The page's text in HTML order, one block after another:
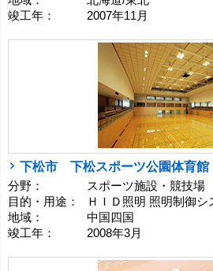
竣工年：
2007年11月
下松市 下松スポーツ公園体育館
分野：
スポーツ施設・競技場
目的・用途：
ＨＩＤ照明 照明制御シ
地域：
中国四国
竣工年：
2008年3月